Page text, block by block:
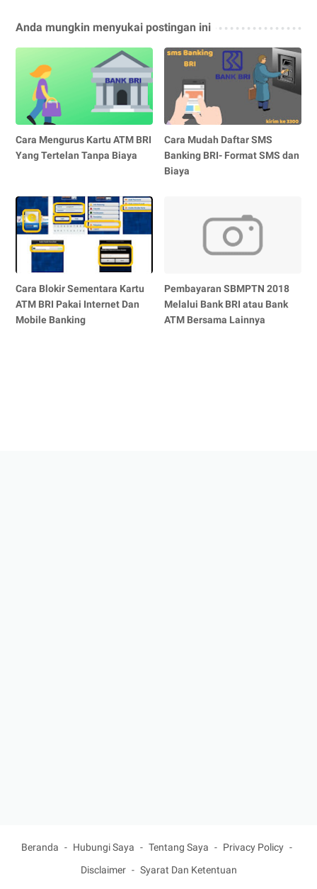
Anda mungkin menyukai postingan ini
Cara Mengurus Kartu ATM BRI
Yang Tertelan Tanpa Biaya
Cara Mudah Daftar SMS
Banking BRI- Format SMS dan
Biaya
Cara Blokir Sementara Kartu
ATM BRI Pakai Internet Dan
Mobile Banking
Pembayaran SBMPTN 2018
Melalui Bank BRI atau Bank
ATM Bersama Lainnya
Beranda Hubungi Saya Tentang Saya
Privacy Policy
Disclaimer
Syarat Dan Ketentuan